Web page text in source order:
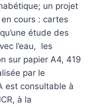
un projet
cours : cartes
étude des
l’eau, les
sur papier A4, 419
par le
est consultable à
à la